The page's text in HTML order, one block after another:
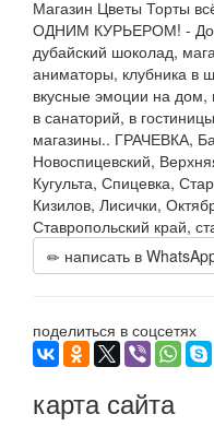
Магазин Цветы Торты
ОДНИМ КУРЬЕРОМ! -
дубайский шоколад,
аниматоры, клубника в
вкусные эмоции на дом,
в санаторий, в
магазины.. ГРАЧЕВКА,
Новоспицевский,
Кугульта, Спицевка,
Кизилов, Лисички,
Ставропольский край,
написать в
поделиться в соцсетях
карта сайта